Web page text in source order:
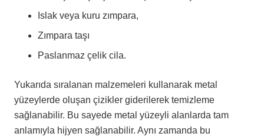
Islak veya kuru zımpara,
Zımpara taşı
Paslanmaz çelik cila.
Yukarıda sıralanan malzemeleri kullanarak metal
yüzeylerde oluşan çizikler giderilerek temizleme
sağlanabilir. Bu sayede metal yüzeyli alanlarda tam
anlamıyla hijyen sağlanabilir. Aynı zamanda bu